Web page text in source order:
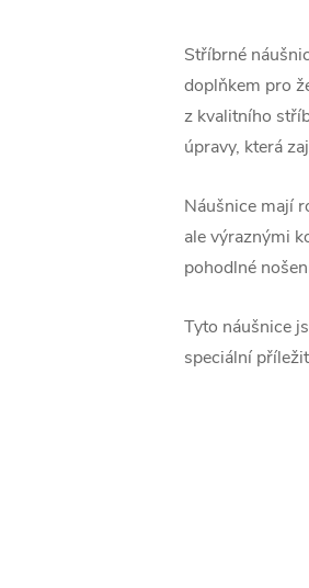
Stříbrné
doplňkem pro
z kvalitního
úpravy, která
Náušnice mají
ale výraznými
pohodlné
Tyto náušnice
speciální